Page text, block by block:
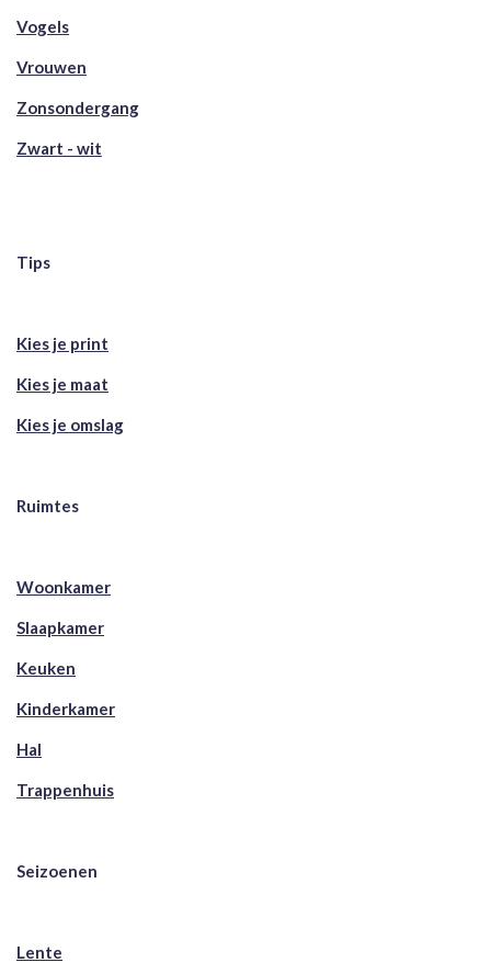
Vogels
Vrouwen
Zonsondergang
Zwart - wit
Tips
Kies je print
Kies je maat
Kies je omslag
Ruimtes
Woonkamer
Slaapkamer
Keuken
Kinderkamer
Hal
Trappenhuis
Seizoenen
Lente